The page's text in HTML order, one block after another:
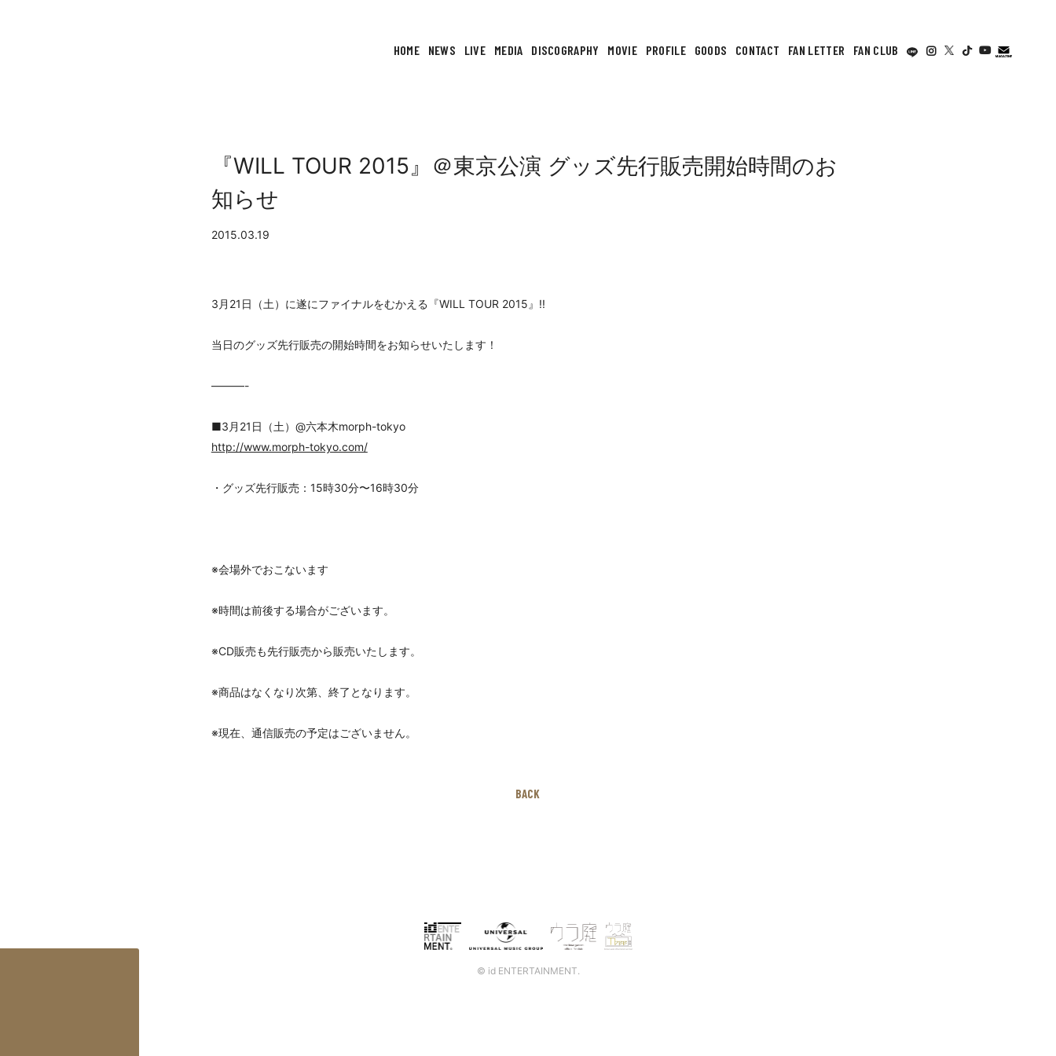
HOME NEWS LIVE MEDIA DISCOGRAPHY MOVIE PROFILE GOODS CONTACT FAN LETTER FAN CLUB
『WILL TOUR 2015』＠東京公演 グッズ先行販売開始時間のお
知らせ
2015.03.19
3月21日（土）に遂にファイナルをむかえる『WILL TOUR 2015』!!
当日のグッズ先行販売の開始時間をお知らせいたします！
———-
■3月21日（土）@六本木morph-tokyo
http://www.morph-tokyo.com/
・グッズ先行販売：15時30分〜16時30分
※会場外でおこないます
※時間は前後する場合がございます。
※CD販売も先行販売から販売いたします。
※商品はなくなり次第、終了となります。
※現在、通信販売の予定はございません。
BACK
© id ENTERTAINMENT.